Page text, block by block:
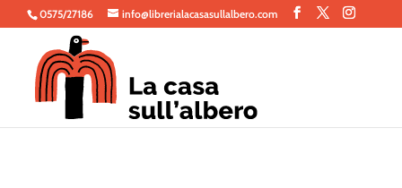
0575/27186 info@librerialacasasullalbero.com